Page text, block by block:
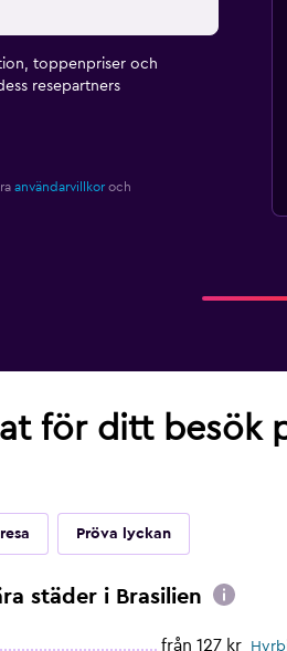
toppenpriser och
resepartners
användarvillkoroch
för ditt besök
Pröva lyckan
städer i Brasilien
från 127 kr